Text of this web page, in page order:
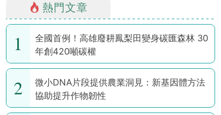
熱門文章
1
全國首例！高雄廢耕鳳梨田變身碳匯森林 30
年創420噸碳權
2
微小DNA片段提供農業洞見：新基因體方法
協助提升作物韌性